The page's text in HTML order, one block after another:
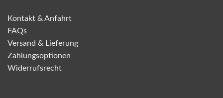
Kontakt & Anfahrt
FAQs
Versand & Lieferung
Zahlungsoptionen
Widerrufsrecht